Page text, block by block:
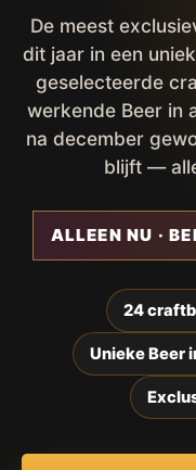
De meest
dit jaar in een
geselecteerde
werkende Beer in
na december
blijft —
ALLEEN NU ·
24
Unieke Beer